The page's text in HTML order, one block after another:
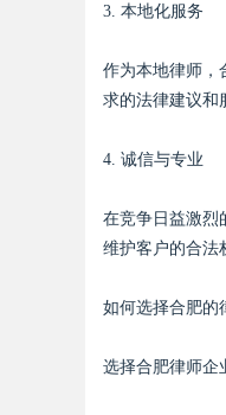
3. 本地化服务
作为本地律师，
求的法律建议和
4. 诚信与专业
在竞争日益激烈
维护客户的合法
如何选择合肥的
选择合肥律师企